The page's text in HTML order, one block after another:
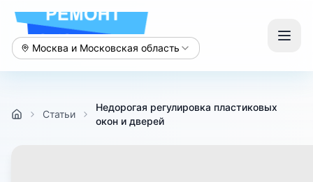
Москва и Московская область
Статьи
Недорогая регулировка пластиковых
окон и дверей